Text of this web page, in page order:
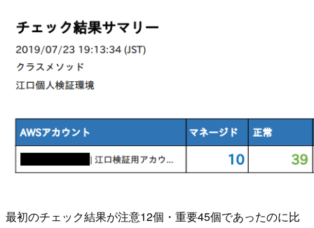
最初のチェック結果が注意12個・重要45個であったのに比